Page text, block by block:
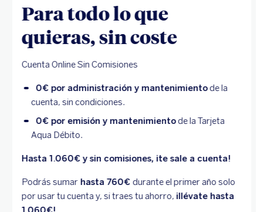
Para todo lo que
quieras, sin coste
Cuenta Online Sin Comisiones
0€ por administración y mantenimientode la
cuenta, sin condiciones.
0€ por emisión y mantenimientode la Tarjeta
Aqua Débito.
Hasta 1.060€ y sin comisiones, ¡te sale a cuenta!
Podrás sumarhasta 760€ durante el primer año solo
por usar tu cuenta y, si traes tu ahorro, ¡llévate hasta